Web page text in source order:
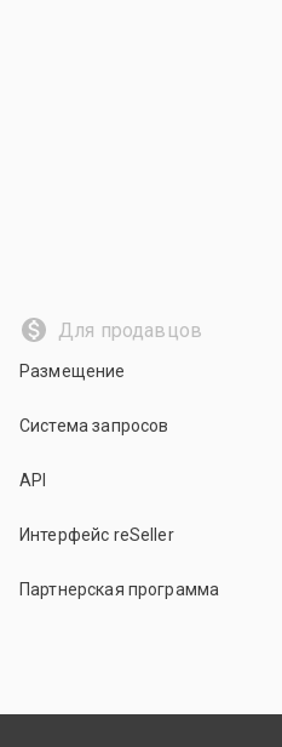
Для продавцов
Размещение
Система запросов
API
Интерфейс reSeller
Партнерская программа